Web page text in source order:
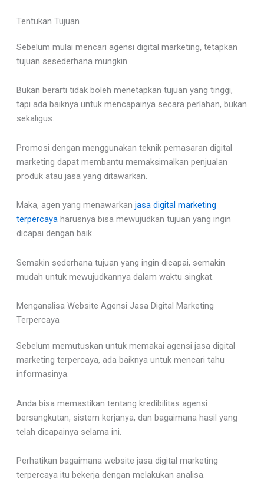
Tentukan Tujuan
Sebelum mulai mencari agensi digital marketing,tetapkan
tujuan sesederhana mungkin.
Bukan berarti tidak boleh menetapkan tujuan yang tinggi,
tapi ada baiknya untuk mencapainya secara perlahan, bukan
sekaligus.
Promosi dengan menggunakan teknik pemasaran digital
marketing dapat membantu memaksimalkan penjualan
produk atau jasa yang ditawarkan.
Maka, agen yang menawarkan jasa digital marketing
terpercayaharusnya bisa mewujudkan tujuan yang ingin
dicapai dengan baik.
Semakin sederhana tujuan yang ingin dicapai, semakin
mudah untuk mewujudkannya dalam waktu singkat.
Menganalisa Website Agensi Jasa Digital Marketing
Terpercaya
Sebelum memutuskan untuk memakai agensi jasa digital
marketing terpercaya, ada baiknya untuk mencari tahu
informasinya.
Anda bisa memastikan tentang kredibilitas agensi
bersangkutan, sistem kerjanya, dan bagaimana hasil yang
telah dicapainya selama ini.
Perhatikan bagaimana website jasa digital marketing
terpercaya itu bekerja dengan melakukan analisa.